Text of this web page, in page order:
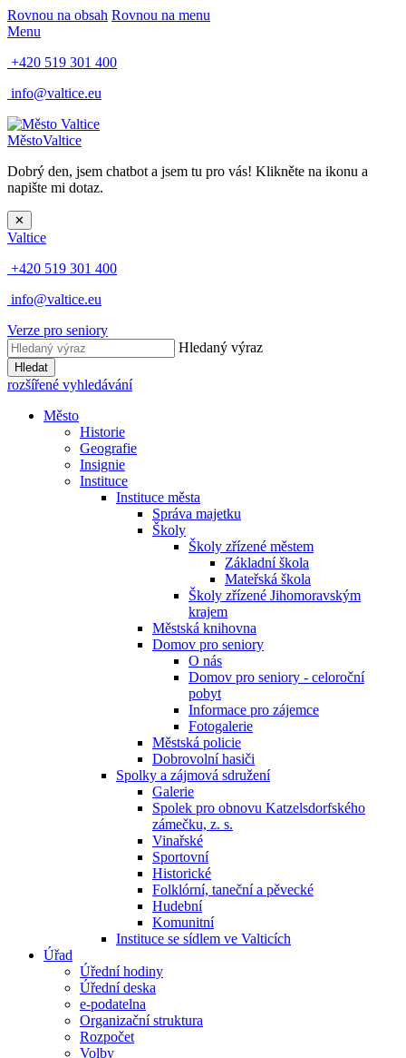
Rovnou na obsah Rovnou na menu
Menu
+420 519 301 400
info@valtice.eu
MěstoValtice
Dobrý den, jsem chatbot a jsem tu pro vás! Klikněte na ikonu a
napište mi dotaz.
✕
Valtice
+420 519 301 400
info@valtice.eu
Verze pro seniory
Hledaný výraz
Hledat
rozšířené vyhledávání
Město
Historie
Geografie
Insignie
Instituce
Instituce města
Správa majetku
Školy
Školy zřízené městem
Základní škola
Mateřská škola
Školy zřízené Jihomoravským
krajem
Městská knihovna
Domov pro seniory
O nás
Domov pro seniory - celoroční
pobyt
Informace pro zájemce
Fotogalerie
Městská policie
Dobrovolní hasiči
Spolky a zájmová sdružení
Galerie
Spolek pro obnovu Katzelsdorfského
zámečku, z. s.
Vinařské
Sportovní
Historické
Folklórní, taneční a pěvecké
Hudební
Komunitní
Instituce se sídlem ve Valticích
Úřad
Úřední hodiny
Úřední deska
e-podatelna
Organizační struktura
Rozpočet
Volby